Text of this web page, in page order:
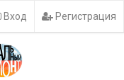
Вход Регистрация